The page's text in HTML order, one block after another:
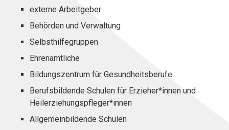
externe Arbeitgeber
Behörden und Verwaltung
Selbsthilfegruppen
Ehrenamtliche
Bildungszentrum für Gesundheitsberufe
Berufsbildende Schulen für Erzieher*innen und
Heilerziehungspfleger*innen
Allgemeinbildende Schulen